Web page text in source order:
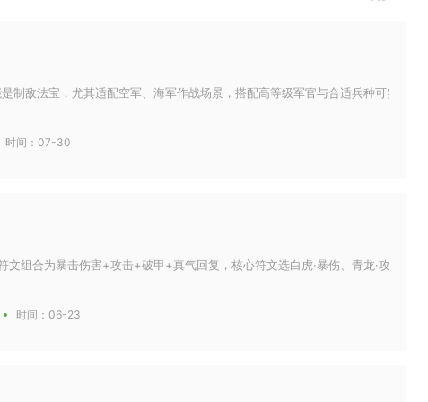
制敌法宝，尤其适配空军、海军作战场景，搭配高等级军官与合适兵种可实现以
时间：07-30
文组合为暴击伤害+攻击+破甲+真气回复，核心符文选白虎·暴伤、青龙·攻击、玄
时间：06-23